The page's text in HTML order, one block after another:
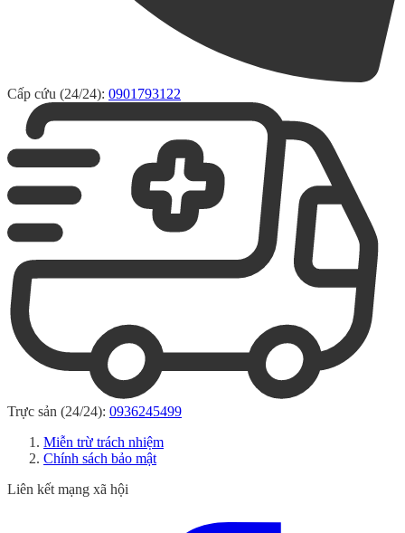
Cấp cứu (24/24): 0901793122
Trực sản (24/24): 0936245499
Miễn trừ trách nhiệm
Chính sách bảo mật
Liên kết mạng xã hội